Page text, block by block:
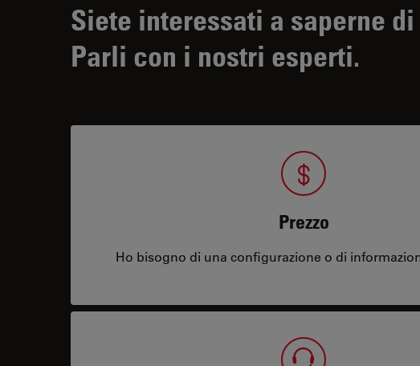
Siete interessati a saperne
Parli con i nostri esperti.
Prezzo
Ho bisogno di una configurazione o di